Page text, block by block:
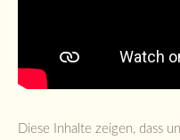
Diese Inhalte zeigen, dass